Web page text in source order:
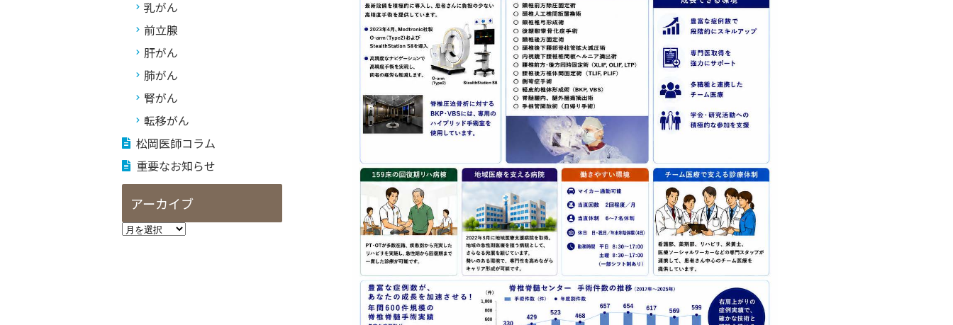
乳がん
前立腺
肝がん
肺がん
腎がん
転移がん
松岡医師コラム
重要なお知らせ
アーカイブ